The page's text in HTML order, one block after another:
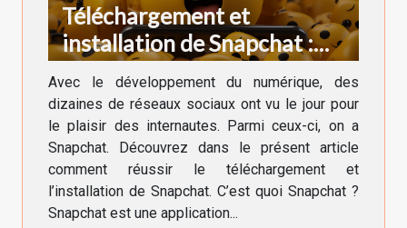
Téléchargement et
installation de Snapchat :
comment réussir ?
Avec le développement du numérique, des
dizaines de réseaux sociaux ont vu le jour pour
le plaisir des internautes. Parmi ceux-ci, on a
Snapchat. Découvrez dans le présent article
comment réussir le téléchargement et
l’installation de Snapchat. C’est quoi Snapchat ?
Snapchat est une application...